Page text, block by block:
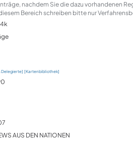
nachdem Sie die dazu vorhandenen
Bereich schreiben bitte nur
4k
Delegierte] [Kartenbibliothek]
AUS DEN NATIONEN